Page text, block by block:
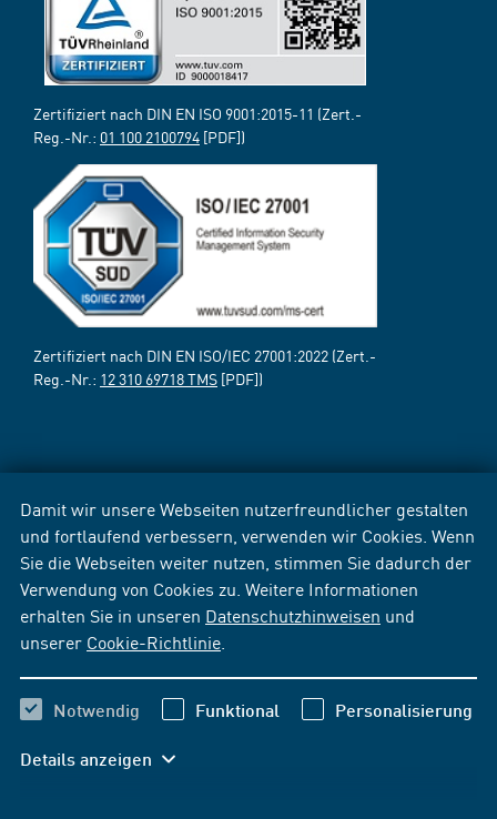
Damit wir unsere Webseiten nutzerfreundlicher gestalten
und fortlaufend verbessern, verwenden wir Cookies. Wenn
Sie die Webseiten weiter nutzen, stimmen Sie dadurch der
Verwendung von Cookies zu. Weitere Informationen
erhalten Sie in unseren Datenschutzhinweisen und
unserer Cookie-Richtlinie
Notwendig Funktional Personalisierung
Details anzeigen
Zertifiziert nach DIN EN ISO 9001:2015-11 (Zert.-
Reg.-Nr.: 01 100 2100794 [PDF])
Zertifiziert nach DIN EN ISO/IEC 27001:2022 (Zert.-
Reg.-Nr.: 12 310 69718 TMS [PDF])